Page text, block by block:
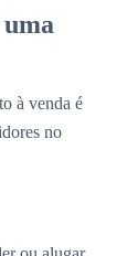
à venda é
no